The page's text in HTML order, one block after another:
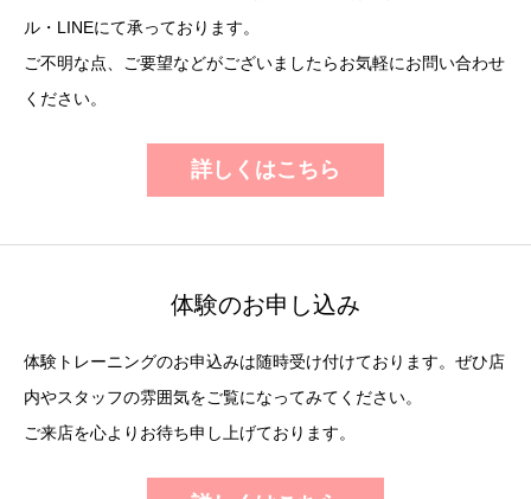
ル・LINEにて承っております。
ご不明な点、ご要望などがございましたらお気軽にお問い合わせ
ください。
詳しくはこちら
体験のお申し込み
体験トレーニングのお申込みは随時受け付けております。ぜひ店
内やスタッフの雰囲気をご覧になってみてください。
ご来店を心よりお待ち申し上げております。